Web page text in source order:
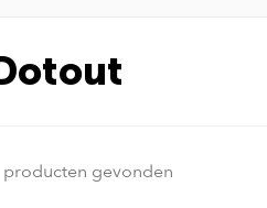
producten gevonden